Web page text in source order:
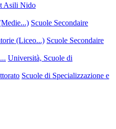
Asili Nido
Scuole Secondaire
(Liceo...) Scuole Secondaire
Università, Scuole di
Scuole di Specializzazione e